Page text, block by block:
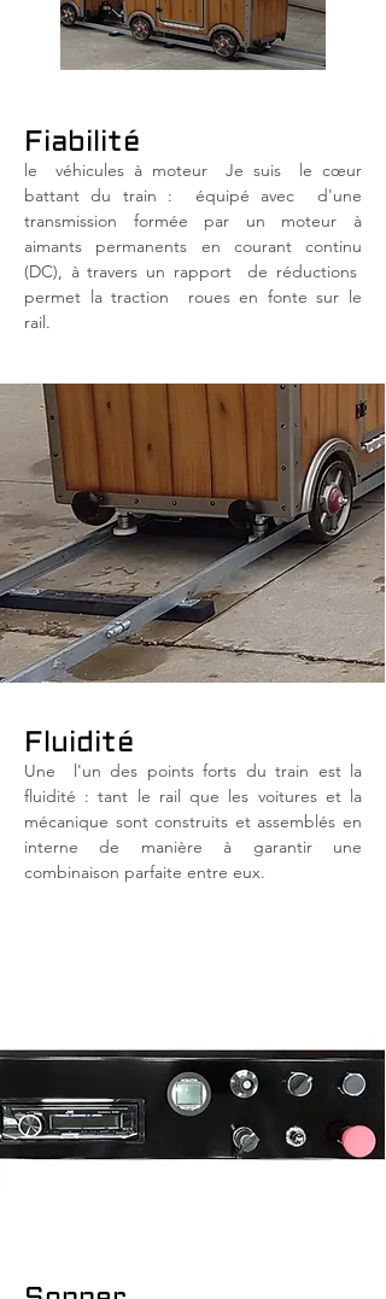
Fiabilité
le véhicules à moteur Je suis
le cœur
battant du train :
équipé avec
d'une
transmission formée par un moteur à
aimants permanents en courant continu
(DC), à travers un rapport
de réductions
permet la traction
roues en fonte sur le
rail.
Fluidité
Une
l'un des points forts du train est la
fluidité : tant le rail que les voitures et la
mécanique sont construits et assemblés en
interne de manière à garantir une
combinaison parfaite entre eux.